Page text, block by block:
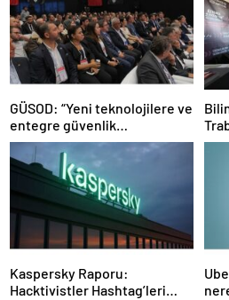
GÜSOD: “Yeni teknolojilere ve
entegre güvenlik
sistemlerine önem artacak”-
Haber Şafak
Kaspersky Raporu:
Hacktivistler Hashtag’leri